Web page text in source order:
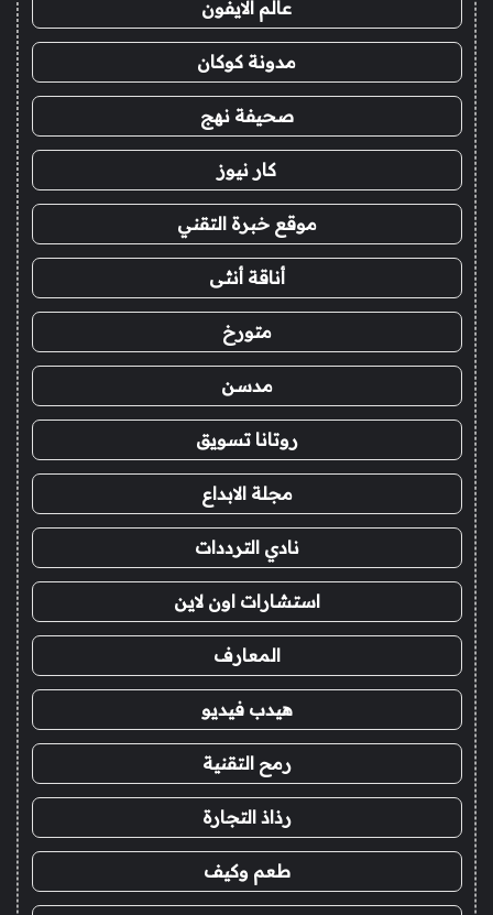
عالم الايفون
مدونة كوكان
صحيفة نهج
كار نيوز
موقع خبرة التقني
أناقة أنثى
متورخ
مدسن
روتانا تسويق
مجلة الابداع
نادي الترددات
استشارات اون لاين
المعارف
هيدب فيديو
رمح التقنية
رذاذ التجارة
طعم وكيف